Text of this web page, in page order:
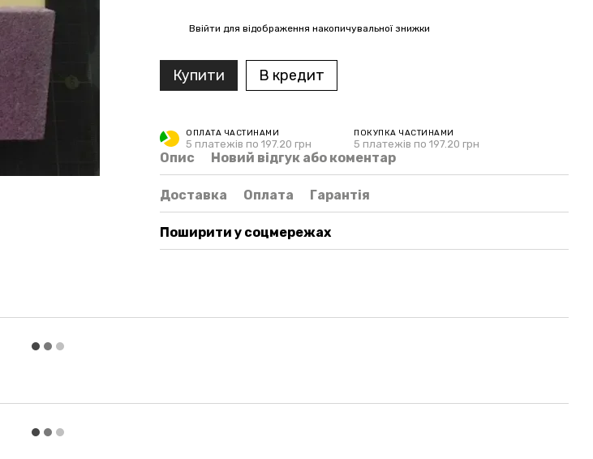
Ввійти для відображення накопичувальної знижки
Купити В кредит
ОПЛАТА ЧАСТИНАМИ
5 платежів по 197.20 грн
ПОКУПКА ЧАСТИНАМИ
5 платежів по 197.20 грн
Опис Новий відгук або коментар
Доставка Оплата Гарантія
Поширити у соцмережах